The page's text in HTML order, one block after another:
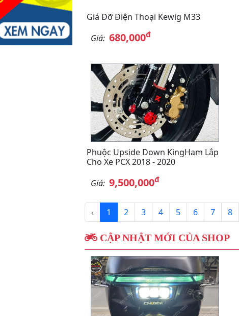
Giá Đỡ Điện Thoại Kewig M33
Giá: 680,000đ
Phuộc Upside Down KingHam Lắp
Cho Xe PCX 2018 - 2020
Giá: 9,500,000đ
‹ 1 2 3 4 5 6 7 8
CẬP NHẬT MỚI CỦA SHOP